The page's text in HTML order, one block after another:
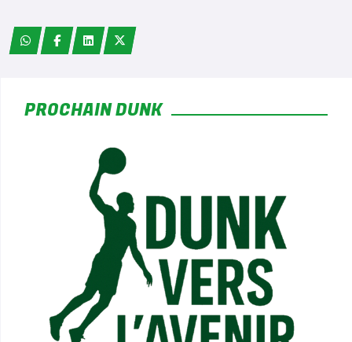
PROCHAIN DUNK